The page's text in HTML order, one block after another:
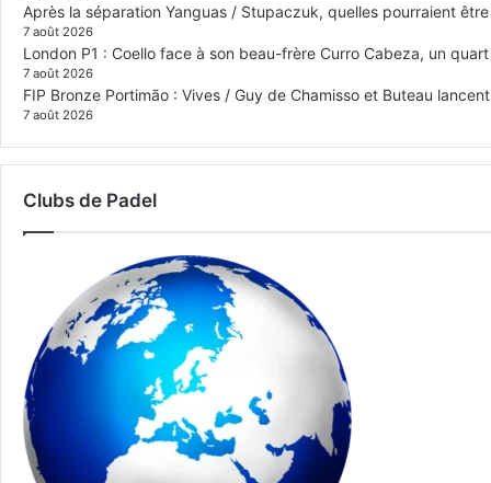
Après la séparation Yanguas / Stupaczuk, quelles pourraient
7 août 2026
London P1 : Coello face à son beau-frère Curro Cabeza, un
7 août 2026
FIP Bronze Portimão : Vives / Guy de Chamisso et Buteau
7 août 2026
Clubs de Padel